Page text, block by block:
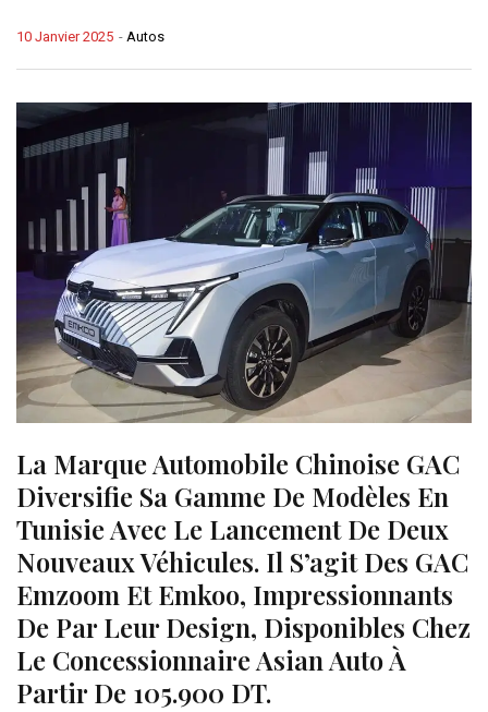
- Autos
10 Janvier 2025
La Marque Automobile Chinoise GAC
Diversifie Sa Gamme De Modèles En
Tunisie Avec Le Lancement De Deux
Nouveaux Véhicules. Il S’agit Des GAC
Emzoom Et Emkoo, Impressionnants
De Par Leur Design, Disponibles Chez
Le Concessionnaire Asian Auto À
Partir De 105.900 DT.